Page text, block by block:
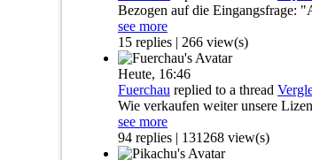
Bezogen auf die Eingangsfrage:
see more
15 replies | 266 view(s)
Heute, 16:46
Fuerchau replied to a thread
Wie verkaufen weiter unsere
see more
94 replies | 131268 view(s)